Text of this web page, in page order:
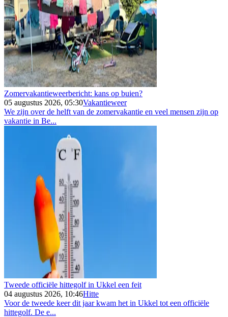
Zomervakantieweerbericht: kans op buien?
05 augustus 2026, 05:30Vakantieweer
We zijn over de helft van de zomervakantie en veel mensen zijn op
vakantie in Be...
Tweede officiële hittegolf in Ukkel een feit
04 augustus 2026, 10:46Hitte
Voor de tweede keer dit jaar kwam het in Ukkel tot een officiële
hittegolf. De e...